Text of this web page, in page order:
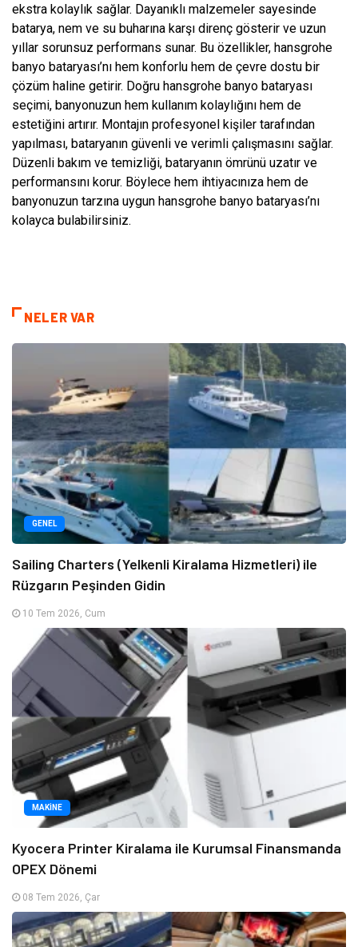
ekstra kolaylık sağlar. Dayanıklı malzemeler sayesinde
batarya, nem ve su buharına karşı direnç gösterir ve uzun
yıllar sorunsuz performans sunar. Bu özellikler, hansgrohe
banyo bataryası’nı hem konforlu hem de çevre dostu bir
çözüm haline getirir. Doğru hansgrohe banyo bataryası
seçimi, banyonuzun hem kullanım kolaylığını hem de
estetiğini artırır. Montajın profesyonel kişiler tarafından
yapılması, bataryanın güvenli ve verimli çalışmasını sağlar.
Düzenli bakım ve temizliği, bataryanın ömrünü uzatır ve
performansını korur. Böylece hem ihtiyacınıza hem de
banyonuzun tarzına uygun hansgrohe banyo bataryası’nı
kolayca bulabilirsiniz.
NELER VAR
GENEL
Sailing Charters (Yelkenli Kiralama Hizmetleri) ile
Rüzgarın Peşinden Gidin
10 Tem 2026, Cum
MAKINE
Kyocera Printer Kiralama ile Kurumsal Finansmanda
OPEX Dönemi
08 Tem 2026, Çar